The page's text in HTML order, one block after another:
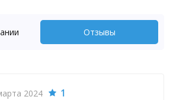
Отзывы
2024 1